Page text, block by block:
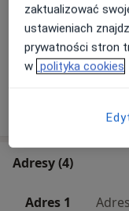
Konsultacja online
250 zł Szczegóły
W jaki sposób
Adresy (4)
Adres 1
zaktualizować
ustawieniach
prywatności stron
w polityka cookies